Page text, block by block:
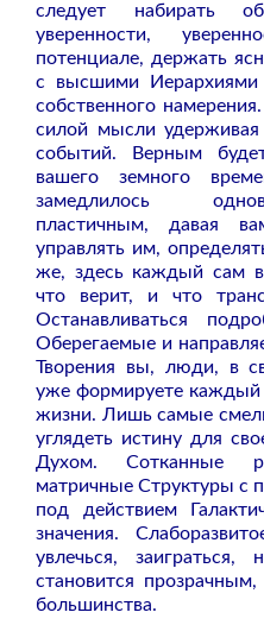
следует набирать
уверенности,
потенциале, держать
с высшими Иерархиями
собственного
силой мысли удерживая
событий. Верным
вашего земного
замедлилось
пластичным, давая
управлять им,
же, здесь каждый сам
что верит, и что
Останавливаться
Оберегаемые и
Творения вы, люди, в
уже формируете
жизни. Лишь самые
углядеть истину для
Духом. Сотканные
матричные Структуры с
под действием
значения.
увлечься,
становится
большинства.